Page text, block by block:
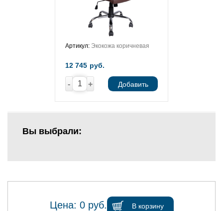
Артикул: Экокожа коричневая
12 745 руб.
- + Добавить
Вы выбрали:
Цена: 0руб. В корзину